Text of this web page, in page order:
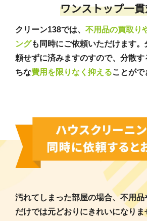
ワンストップ一
クリーン138では、 不用品の買取り
ングも同時にご依頼いただけます
頼せずに済みますのすので、分散
ちな費用を限りなく抑えることがで
汚れてしまった部屋の場合、不用
だけでは元どおりにきれいになりま